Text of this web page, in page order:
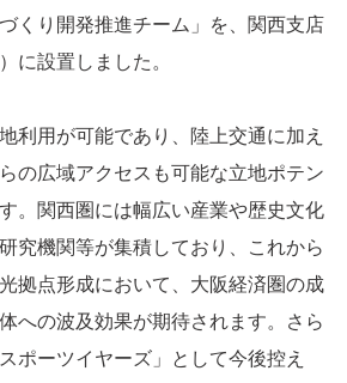
くり開発推進チーム」を、関西支店
に設置しました。
利用が可能であり、陸上交通に加え
の広域アクセスも可能な立地ポテン
。関西圏には幅広い産業や歴史文化
究機関等が集積しており、これから
拠点形成において、大阪経済圏の成
への波及効果が期待されます。さら
ポーツイヤーズ」として今後控え